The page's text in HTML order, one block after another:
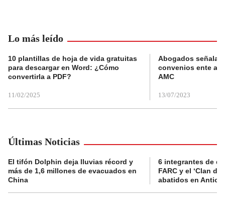
Lo más leído
10 plantillas de hoja de vida gratuitas
para descargar en Word: ¿Cómo
convertirla a PDF?
11/02/2025
Abogados
convenios ente
AMC
13/07/2023
Últimas Noticias
El tifón Dolphin deja lluvias récord y
más de 1,6 millones de evacuados en
China
6 integrantes de
FARC y el ‘Clan
abatidos en